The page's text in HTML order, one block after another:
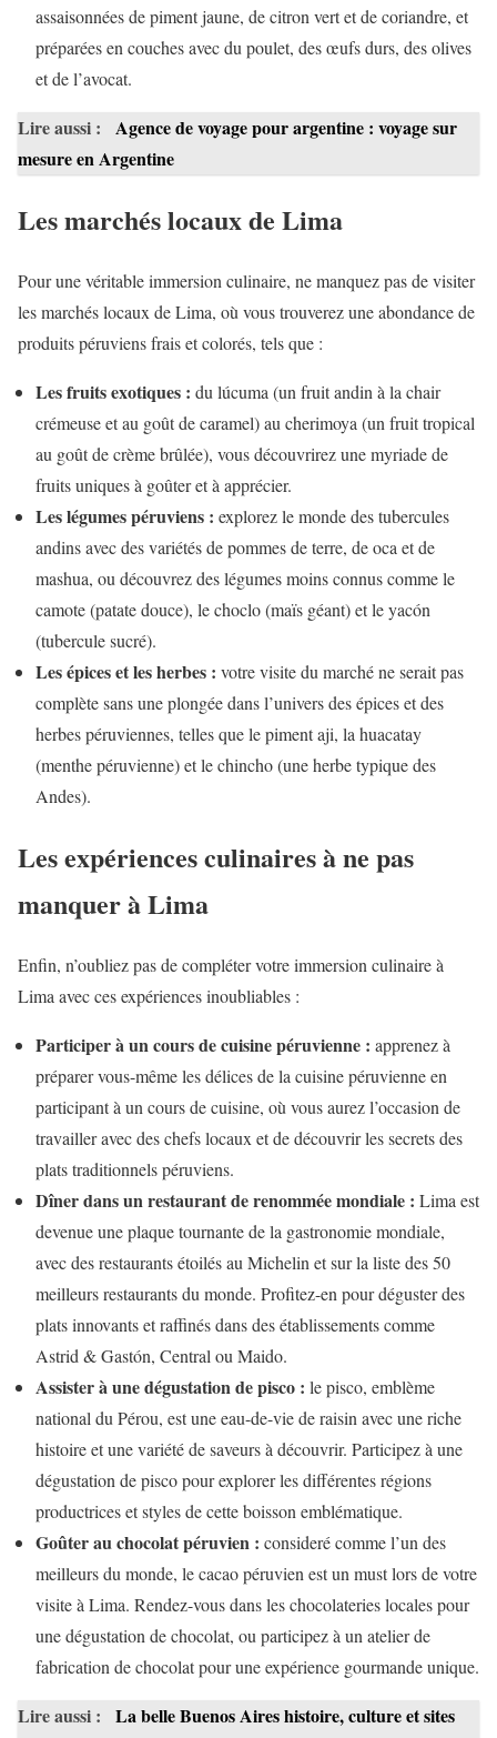
assaisonnées de piment jaune, de citron vert et de coriandre, et
préparées en couches avec du poulet, des œufs durs, des olives
et de l’avocat.
Lire aussi :
Agence de voyage pour argentine : voyage sur
mesure en Argentine
Les marchés locaux de Lima
Pour une véritable immersion culinaire, ne manquez pas de visiter
les marchés locaux de Lima, où vous trouverez une abondance de
produits péruviens frais et colorés, tels que :
Les fruits exotiques : du lúcuma (un fruit andin à la chair
crémeuse et au goût de caramel) au cherimoya (un fruit tropical
au goût de crème brûlée), vous découvrirez une myriade de
fruits uniques à goûter et à apprécier.
Les légumes péruviens : explorez le monde des tubercules
andins avec des variétés de pommes de terre, de oca et de
mashua, ou découvrez des légumes moins connus comme le
camote (patate douce), le choclo (maïs géant) et le yacón
(tubercule sucré).
Les épices et les herbes : votre visite du marché ne serait pas
complète sans une plongée dans l’univers des épices et des
herbes péruviennes, telles que le piment aji, la huacatay
(menthe péruvienne) et le chincho (une herbe typique des
Andes).
Les expériences culinaires à ne pas
manquer à Lima
Enfin, n’oubliez pas de compléter votre immersion culinaire à
Lima avec ces expériences inoubliables :
Participer à un cours de cuisine péruvienne : apprenez à
préparer vous-même les délices de la cuisine péruvienne en
participant à un cours de cuisine, où vous aurez l’occasion de
travailler avec des chefs locaux et de découvrir les secrets des
plats traditionnels péruviens.
Dîner dans un restaurant de renommée mondiale : Lima est
devenue une plaque tournante de la gastronomie mondiale,
avec des restaurants étoilés au Michelin et sur la liste des 50
meilleurs restaurants du monde. Profitez-en pour déguster des
plats innovants et raffinés dans des établissements comme
Astrid & Gastón, Central ou Maido.
Assister à une dégustation de pisco : le pisco, emblème
national du Pérou, est une eau-de-vie de raisin avec une riche
histoire et une variété de saveurs à découvrir. Participez à une
dégustation de pisco pour explorer les différentes régions
productrices et styles de cette boisson emblématique.
Goûter au chocolat péruvien : consideré comme l’un des
meilleurs du monde, le cacao péruvien est un must lors de votre
visite à Lima. Rendez-vous dans les chocolateries locales pour
une dégustation de chocolat, ou participez à un atelier de
fabrication de chocolat pour une expérience gourmande unique.
Lire aussi :
La belle Buenos Aires histoire, culture et sites